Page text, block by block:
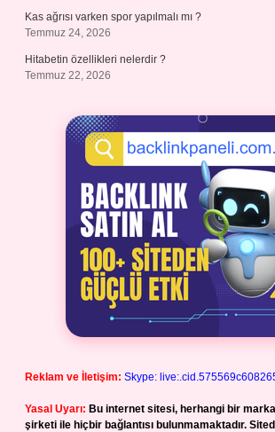
Kas ağrısı varken spor yapılmalı mı ?
Temmuz 24, 2026
Hitabetin özellikleri nelerdir ?
Temmuz 22, 2026
Reklam ve İletişim: Skype:
Yasal Uyarı: Bu internet sitesi, herhangi bir
şirketi ile hiçbir bağlantısı bulunmamaktadır.